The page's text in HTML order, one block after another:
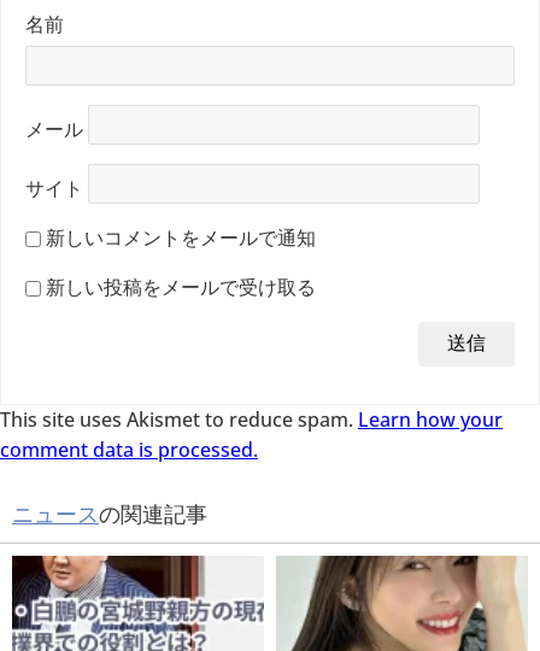
名前
メール
サイト
新しいコメントをメールで通知
新しい投稿をメールで受け取る
This site uses Akismet to reduce spam. Learn how your
comment data is processed.
ニュースの関連記事